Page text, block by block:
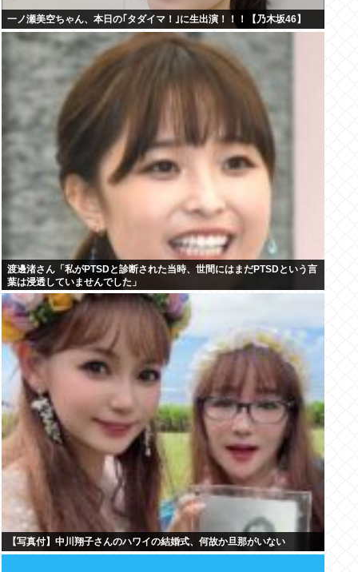
一ノ瀬美空ちゃん、本日の｢タダイマ！｣に生出演！！！【乃木坂46】
渡邊渚さん「私がPTSDと診断された当時、世間にはまだPTSDという言
葉は浸透していませんでした」
【写真付】中川翔子さんのハワイの結婚式、何故か旦那がいない